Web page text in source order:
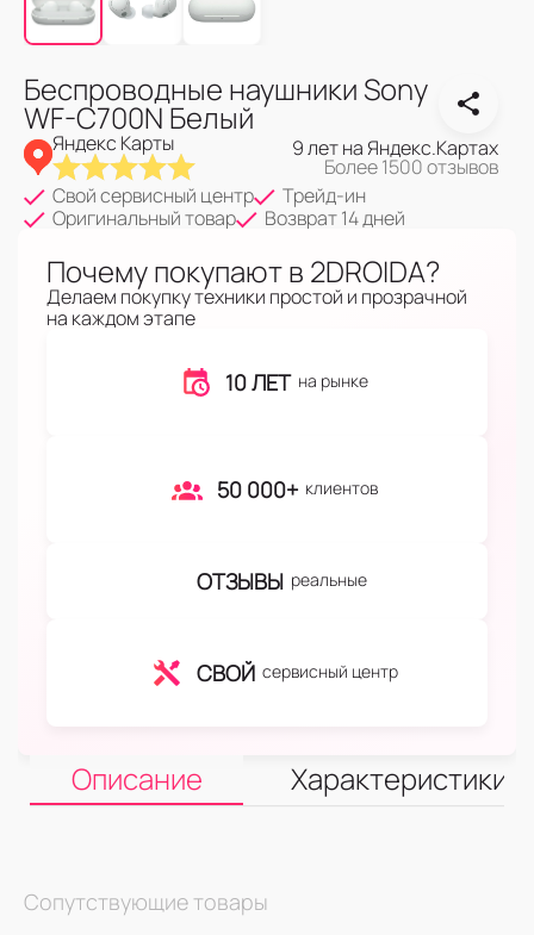
Беспроводные наушники Sony
WF-C700N Белый
Яндекс Карты 9 лет на Яндекс.Картах
Более 1500 отзывов
Свой сервисный центр
Трейд-ин
Оригинальный товар
Возврат 14 дней
Почему покупают в 2DROIDA?
Делаем покупку техники простой и прозрачной
на каждом этапе
10 ЛЕТ на рынке
50 000+ клиентов
ОТЗЫВЫ реальные
СВОЙ сервисный центр
Описание Характеристики
Сопутствующие товары